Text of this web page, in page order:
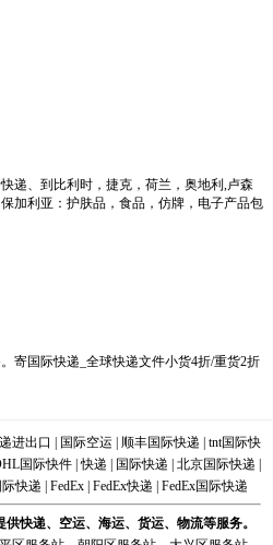
递、到比利时，捷克，荷兰，奥地利,卢森
加利亚：护肤品，食品，仿牌，电子产品包
寄国际快递_全球快递文件小货4折/重货2折
进出口 国际空运 顺丰国际快递
tnt国际快
国际快件 |快递 国际快递 北京国际快递
快递 FedEx| FedEx快递 FedEx国际快递
快递、空运、海运、货运、物流等服务。